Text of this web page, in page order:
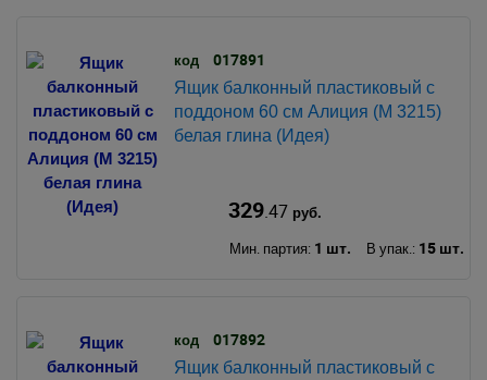
код 017891
Ящик балконный пластиковый с
поддоном 60 см Алиция (М 3215)
белая глина (Идея)
329.47 руб.
Мин. партия: 1 шт. В упак.: 15 шт.
код 017892
Ящик балконный пластиковый с